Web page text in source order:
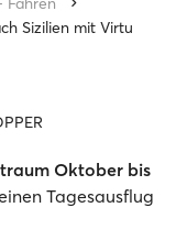
Sizilien mit Virtu
Oktober bis
Tagesausflug